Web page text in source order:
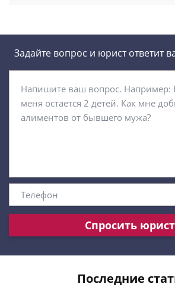
Задайте вопрос и юрист ответит
Спросить
Последние